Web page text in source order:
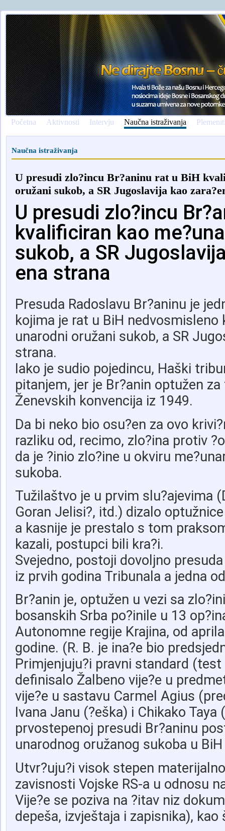
Početna Aktivnosti Intervju Naučna istraživanja
Naučna istraživanja
U presudi zlo?incu Br?aninu rat u BiH
oružani sukob, a SR Jugoslavija kao
U presudi zlo?incu
kvalificiran kao
sukob, a SR
ena strana
Presuda Radoslavu Br?aninu je
kojima je rat u BiH nedvosmisleno
unarodni oružani sukob, a SR
strana.
Iako je sudio pojedincu, Haški
pitanjem, jer je Br?anin optužen
Ženevskih konvencija iz 1949.
Da bi neko bio osu?en za ovo
razliku od, recimo, zlo?ina protiv
da je ?inio zlo?ine u okviru
sukoba.
Tužilaštvo je u prvim slu?ajevima
Goran Jelisi?, itd.) dizalo
a kasnije je prestalo s tom
kazali, postupci bili kra?i.
Svejedno, postoji dovoljno
iz prvih godina Tribunala a jedna
Br?anin je, optužen u vezi sa
bosanskih Srba po?inile u 13
Autonomne regije Krajina, od
godine. (R. B. je ina?e bio
Primjenjuju?i pravni standard
definisalo Žalbeno vije?e u
vije?e u sastavu Carmel Agius
Ivana Janu (?eška) i Chikako
prvostepenoj presudi Br?aninu
unarodnog oružanog sukoba u
Utvr?uju?i visok stepen
zavisnosti Vojske RS-a u odnosu
Vije?e se poziva na ?itav niz
depeša, izvještaja i zapisnika), kao